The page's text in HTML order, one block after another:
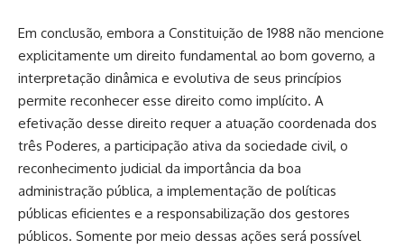
Em conclusão, embora a Constituição de 1988 não mencione
explicitamente um direito fundamental ao bom governo, a
interpretação dinâmica e evolutiva de seus princípios
permite reconhecer esse direito como implícito. A
efetivação desse direito requer a atuação coordenada dos
três Poderes, a participação ativa da sociedade civil, o
reconhecimento judicial da importância da boa
administração pública, a implementação de políticas
públicas eficientes e a responsabilização dos gestores
públicos. Somente por meio dessas ações será possível